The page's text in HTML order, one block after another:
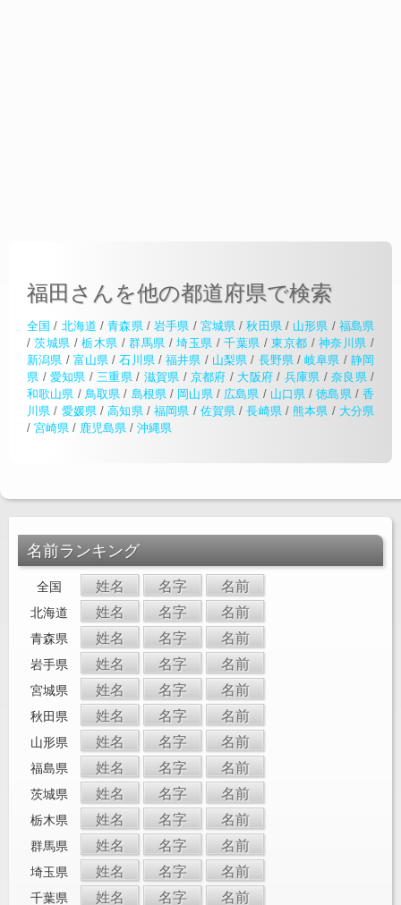
福田さんを他の都道府県で検索
全国 / 北海道 /青森県/ 岩手県 / 宮城県 /秋田県/ 山形県 / 福島県
/茨城県 /栃木県 /群馬県 /埼玉県 /千葉県 /東京都 /神奈川県 /
新潟県 / 富山県 /石川県/福井県 / 山梨県 / 長野県/岐阜県 / 静岡
県 / 愛知県 /三重県 / 滋賀県 / 京都府 / 大阪府 / 兵庫県 / 奈良県/
和歌山県 / 鳥取県 / 島根県/ 岡山県/ 広島県 / 山口県 /徳島県/香
川県 / 愛媛県/高知県/ 福岡県 / 佐賀県 /長崎県/熊本県 / 大分県
/ 宮崎県 / 鹿児島県 / 沖縄県
名前ランキング
全国 姓名 名字 名前
北海道 姓名 名字 名前
青森県 姓名 名字 名前
岩手県 姓名 名字 名前
宮城県 姓名 名字 名前
秋田県 姓名 名字 名前
山形県 姓名 名字 名前
福島県 姓名 名字 名前
茨城県 姓名 名字 名前
栃木県 姓名 名字 名前
群馬県 姓名 名字 名前
埼玉県 姓名 名字 名前
千葉県 姓名 名字 名前